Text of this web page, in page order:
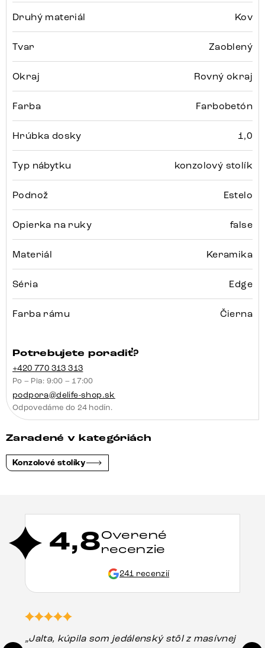
Druhý materiál Kov
Tvar Zaoblený
Okraj Rovný okraj
Farba Farbobetón
Hrúbka dosky 1,0
Typ nábytku konzolový stolík
Podnož Estelo
Opierka na ruky false
Materiál Keramika
Séria Edge
Farba rámu Čierna
Potrebujete poradiť?
+420 770 313 313
Po – Pia: 9:00 – 17:00
podpora@delife-shop.sk
Odpovedáme do 24 hodín.
Zaradené v kategóriách
Konzolové stolíky
4,8Overené
recenzie
241 recenzií
„Jalta, kúpila som jedálenský stôl z masívnej